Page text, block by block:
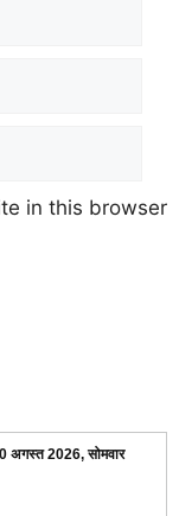
in this browser
अगस्त 2026, सोमवार